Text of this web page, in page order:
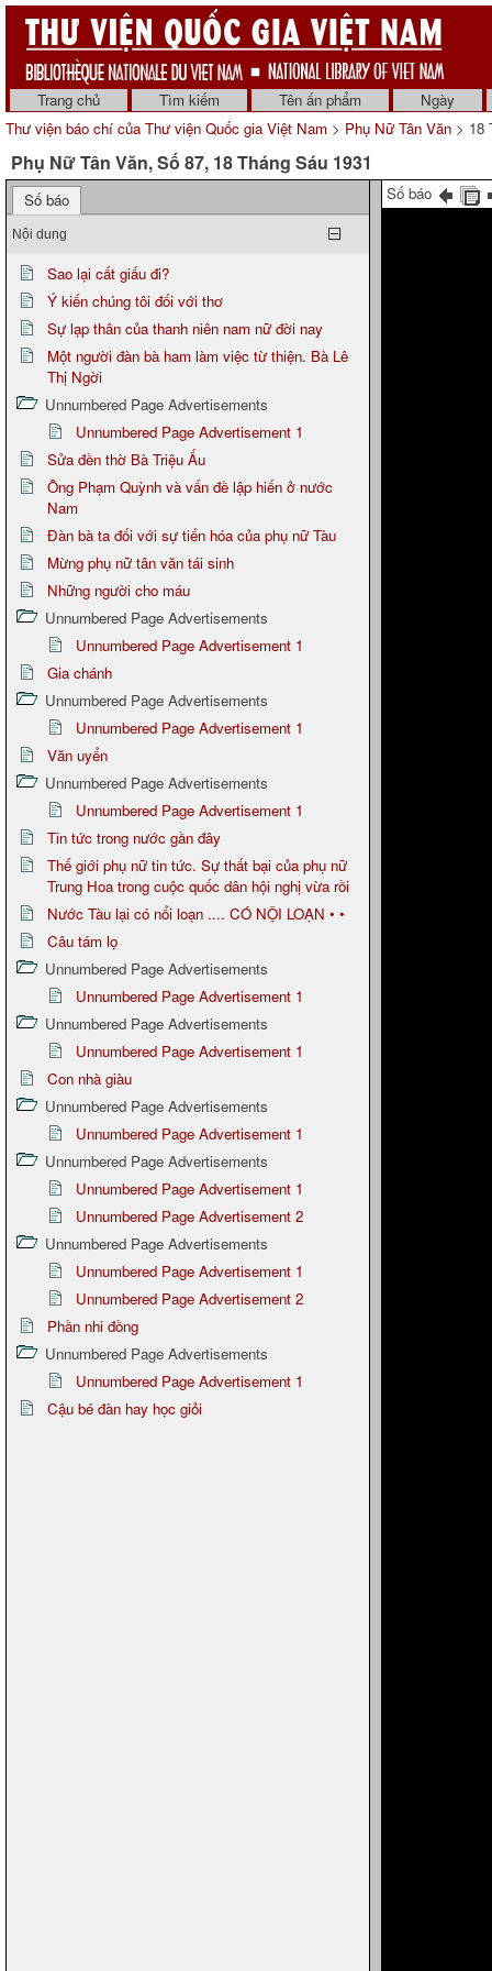
Trang chủ Tìm kiếm Tên ấn phẩm
Ngày
Thư viện báo chí của Thư viện Quốc gia Việt Nam > Phụ Nữ Tân Văn > 18
Phụ Nữ Tân Văn, Số 87, 18 Tháng Sáu 1931
Số báo
Nội dung
Sao lại cất giấu đi?
Ý kiến chúng tôi đối với thơ
Sự lạp thân của thanh niên nam nữ đời nay
Một người đàn bà ham làm việc từ thiện. Bà Lê
Thị Ngời
Unnumbered Page Advertisements
Unnumbered Page Advertisement 1
Sửa đền thờ Bà Triệu Ấu
Ông Phạm Quỳnh và vấn đề lập hiến ở nước
Nam
Đàn bà ta đối với sự tiến hóa của phụ nữ Tàu
Mừng phụ nữ tân văn tái sinh
Những người cho máu
Unnumbered Page Advertisements
Unnumbered Page Advertisement 1
Gia chánh
Unnumbered Page Advertisements
Unnumbered Page Advertisement 1
Văn uyển
Unnumbered Page Advertisements
Unnumbered Page Advertisement 1
Tin tức trong nước gần đây
Thế giới phụ nữ tin tức. Sự thất bại của phụ nữ
Trung Hoa trong cuộc quốc dân hội nghị vừa rồi
Nước Tàu lại có nổi loạn .... CÓ NỘI LOẠN • •
Câu tám lọ
Unnumbered Page Advertisements
Unnumbered Page Advertisement 1
Unnumbered Page Advertisements
Unnumbered Page Advertisement 1
Con nhà giàu
Unnumbered Page Advertisements
Unnumbered Page Advertisement 1
Unnumbered Page Advertisements
Unnumbered Page Advertisement 1
Unnumbered Page Advertisement 2
Unnumbered Page Advertisements
Unnumbered Page Advertisement 1
Unnumbered Page Advertisement 2
Phần nhi đồng
Unnumbered Page Advertisements
Unnumbered Page Advertisement 1
Cậu bé đàn hay học giỏi
Số báo